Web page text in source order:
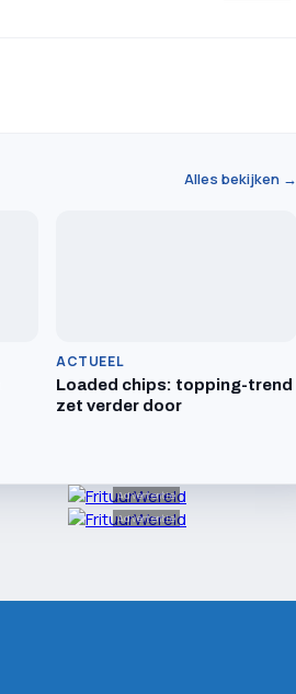
Alles bekijken →
ACTUEEL
Loaded chips: topping-trend
zet verder door
Advertentie
Advertentie